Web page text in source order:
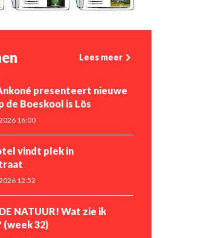
Lees meer
presenteert nieuwe
de Boeskool is Lös
16:00
vindt plek in
12:52
DE NATUUR! Wat zie ik
(week 32)